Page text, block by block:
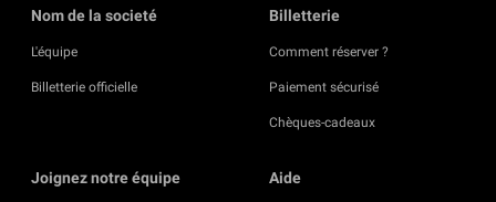
Nom de la societé
L'équipe
Billetterie officielle
Billetterie
Comment réserver ?
Paiement sécurisé
Chèques-cadeaux
Joignez notre équipe Aide